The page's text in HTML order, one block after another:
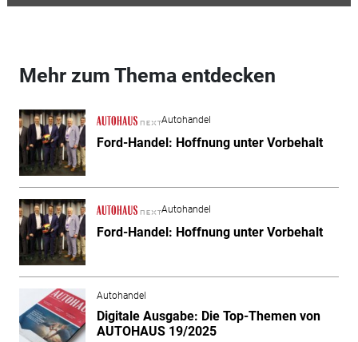
Mehr zum Thema entdecken
Autohandel
Ford-Handel: Hoffnung unter Vorbehalt
Autohandel
Ford-Handel: Hoffnung unter Vorbehalt
Autohandel
Digitale Ausgabe: Die Top-Themen von
AUTOHAUS 19/2025